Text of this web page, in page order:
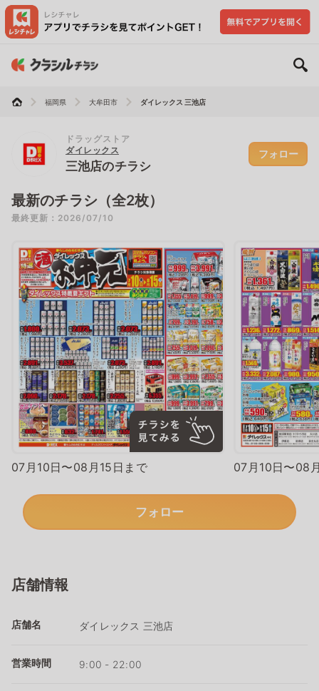
福岡県 大牟田市 ダイレックス 三池店
ドラッグストア
ダイレックス
三池店のチラシ
フォロー
最新のチラシ（全2枚）
最終更新：2026/07/10
07月10日〜08月15日まで 07月10日〜08
フォロー
店舗情報
店舗名 ダイレックス 三池店
営業時間 9:00 - 22:00